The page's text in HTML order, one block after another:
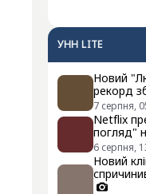
УНН LITE
Новий
рекорд
7 серпня,
Netflix
погляд"
6 серпня,
Новий